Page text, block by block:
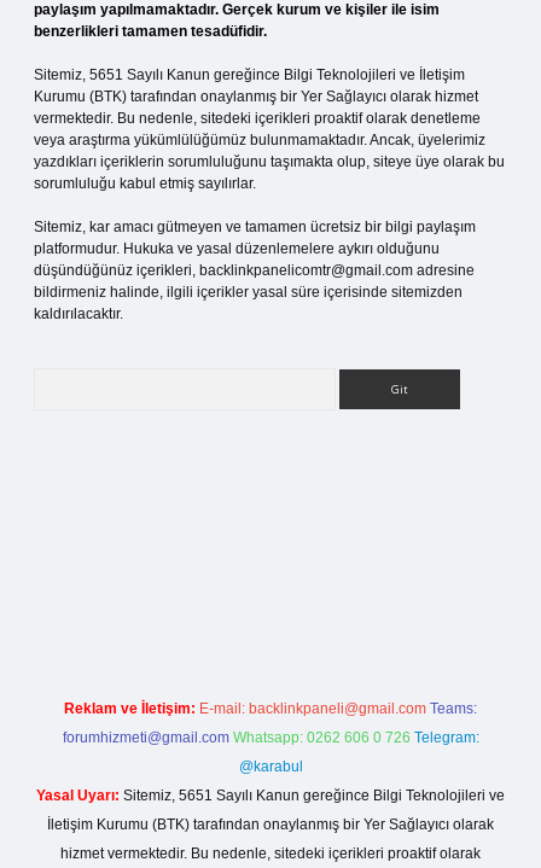
paylaşım yapılmamaktadır. Gerçek kurum ve kişiler ile isim
benzerlikleri tamamen tesadüfidir.
Sitemiz, 5651 Sayılı Kanun gereğince Bilgi Teknolojileri ve İletişim
Kurumu (BTK) tarafından onaylanmış bir Yer Sağlayıcı olarak hizmet
vermektedir. Bu nedenle, sitedeki içerikleri proaktif olarak denetleme
veya araştırma yükümlülüğümüz bulunmamaktadır. Ancak, üyelerimiz
yazdıkları içeriklerin sorumluluğunu taşımakta olup, siteye üye olarak bu
sorumluluğu kabul etmiş sayılırlar.
Sitemiz, kar amacı gütmeyen ve tamamen ücretsiz bir bilgi paylaşım
platformudur. Hukuka ve yasal düzenlemelere aykırı olduğunu
düşündüğünüz içerikleri, backlinkpanelicomtr@gmail.com adresine
bildirmeniz halinde, ilgili içerikler yasal süre içerisinde sitemizden
kaldırılacaktır.
Reklam ve İletişim: E-mail: backlinkpaneli@gmail.com Teams:
forumhizmeti@gmail.com Whatsapp: 0262 606 0 726 Telegram:
@karabul
Yasal Uyarı: Sitemiz, 5651 Sayılı Kanun gereğince Bilgi Teknolojileri ve
İletişim Kurumu (BTK) tarafından onaylanmış bir Yer Sağlayıcı olarak
hizmet vermektedir. Bu nedenle, sitedeki içerikleri proaktif olarak